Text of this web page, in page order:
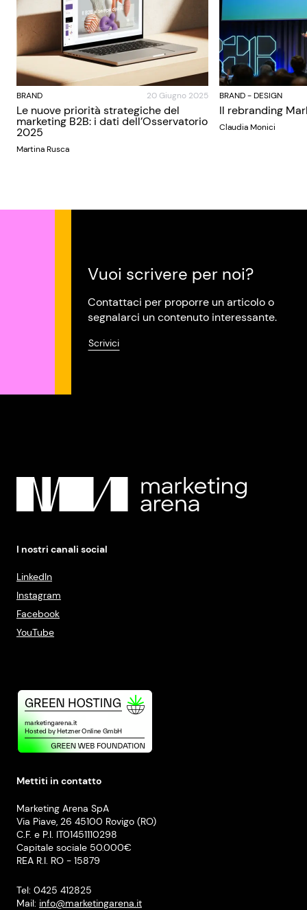
BRAND 20 Giugno 2025
Le nuove priorità strategiche del
marketing B2B: i dati dell’Osservatorio
2025
Martina Rusca
BRAND-DESIGN
Il rebranding
Claudia Monici
Vuoi scrivere per noi?
Contattaci per proporre un articolo o
segnalarci un contenuto interessante.
Scrivici
I nostri canali social
LinkedIn
Instagram
Facebook
YouTube
Mettiti in contatto
Marketing Arena SpA
Via Piave, 26 45100 Rovigo (RO)
C.F. e P.I. IT01451110298
Capitale sociale 50.000€
REA R.I. RO - 15879
Tel: 0425 412825
Mail: info@marketingarena.it